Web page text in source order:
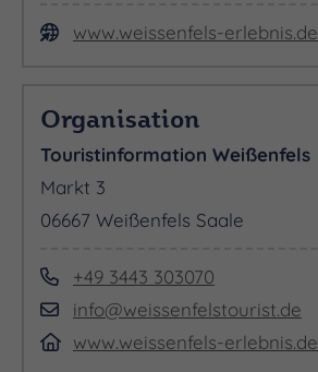
www.weissenfels-erlebnis.de
Organisation
Touristinformation Weißenfels
Markt 3
06667 Weißenfels Saale
+49 3443 303070
info@weissenfelstourist.de
www.weissenfels-erlebnis.de